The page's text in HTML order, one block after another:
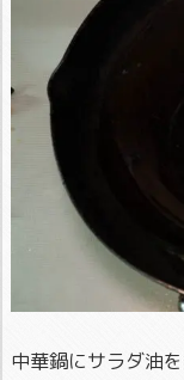
中華鍋にサラダ油